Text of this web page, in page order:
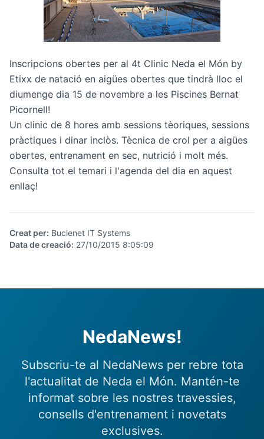
Inscripcions obertes per al 4t Clinic Neda el Món by
Etixx de natació en aigües obertes que tindrà lloc el
diumenge dia 15 de novembre a les Piscines Bernat
Picornell!
Un clinic de 8 hores amb sessions tèoriques, sessions
pràctiques i dinar inclòs. Tècnica de crol per a aigües
obertes, entrenament en sec, nutrició i molt més.
Consulta tot el temari i l'agenda del dia en aquest
enllaç!
Creat per: Buclenet IT Systems
Data de creació: 27/10/2015 8:05:09
NedaNews!
Subscriu-te al NedaNews per rebre tota
l'actualitat de Neda el Món. Mantén-te
informat sobre les nostres travessies,
consells d'entrenament i novetats
exclusives.